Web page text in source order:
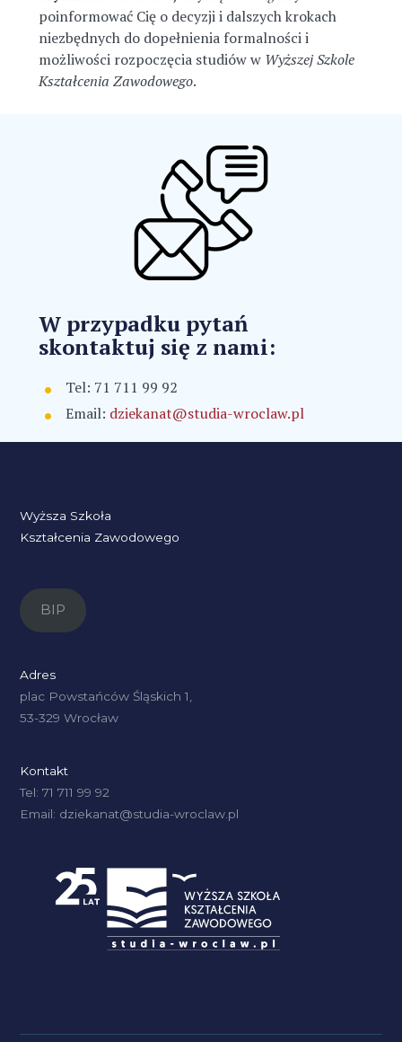
poinformować Cię o decyzji i dalszych krokach
niezbędnych do dopełnienia formalności i
możliwości rozpoczęcia studiów w Wyższej Szkole
Kształcenia Zawodowego.
W przypadku pytań
skontaktuj się z nami:
Tel: 71 711 99 92
Email: dziekanat@studia-wroclaw.pl
Wyższa Szkoła
Kształcenia Zawodowego
BIP
Adres
plac Powstańców Śląskich 1,
53-329 Wrocław
Kontakt
Tel: 71 711 99 92
Email: dziekanat@studia-wroclaw.pl